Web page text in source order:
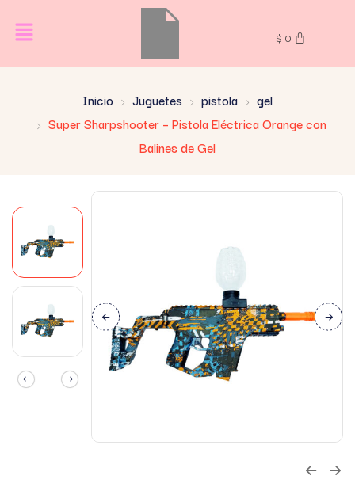
$ 0
Inicio Juguetes pistola
gel
Super Sharpshooter – Pistola Eléctrica Orange con
Balines de Gel